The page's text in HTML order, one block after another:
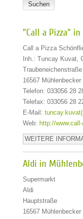
"Call a Pizza"
Call a Pizza
Inh.: Tuncay Kuvat,
16567
Telefon: 033056 28
Telefax: 033056 28
E-Mail:
Web: http://
WEITERE
Aldi in
Supermarkt
Aldi
Hauptstraße
16567